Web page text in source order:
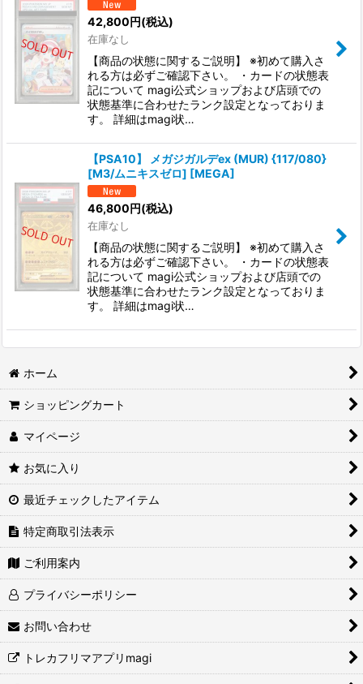
42,800円(税込)
在庫なし
【商品の状態に関するご説明】 ※初めて購入さ
れる方は必ずご確認下さい。 ・カードの状態表
記について magi公式ショップおよび店頭での
状態基準に合わせたランク設定となっておりま
す。 詳細はmagi状…
【PSA10】 メガジガルデex (MUR) {117/080}
[M3/ムニキスゼロ] [MEGA]
46,800円(税込)
在庫なし
【商品の状態に関するご説明】 ※初めて購入さ
れる方は必ずご確認下さい。 ・カードの状態表
記について magi公式ショップおよび店頭での
状態基準に合わせたランク設定となっておりま
す。 詳細はmagi状…
ホーム
ショッピングカート
マイページ
お気に入り
最近チェックしたアイテム
特定商取引法表示
ご利用案内
プライバシーポリシー
お問い合わせ
トレカフリマアプリmagi